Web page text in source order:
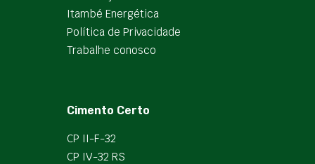
Itambé Energética
Política de Privacidade
Trabalhe conosco
Cimento Certo
CP II-F-32
CP IV-32 RS